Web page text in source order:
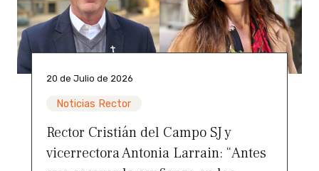
20 de Julio de 2026
Noticias Rector
Rector Cristián del Campo SJ y
vicerrectora Antonia Larrain: “Antes